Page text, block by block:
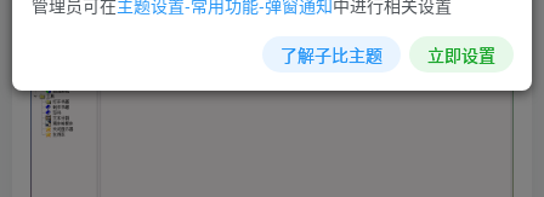
了解子比主题 立即设置